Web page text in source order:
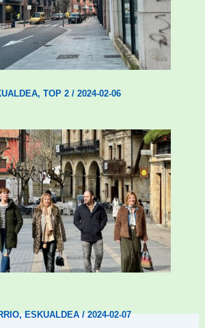
tasatuei buruzko lehen
du Durangok
, TOP 2/ 2024-02-06
gizarte-langileak
du Abadiñon eta
,ESKUALDEA/2024-02-07